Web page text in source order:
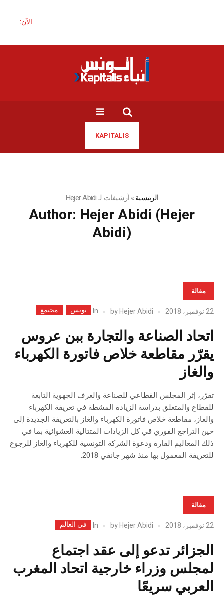
الآن:
KAPITALIS
الرئيسية»أرشيفات لـ Hejer Abidi
Author: Hejer Abidi (Hejer
Abidi)
مقالة
22 نوفمبر، 2018 byHejer Abidi
In تونس مجتمع
اتحاد الصناعة والتجارة ببن عروس
يقرّر مقاطعة خلاص فاتورة الكهرباء
والغاز
تقرّر، إثر المجلس القطاعي للصناعة والغرف الجهوية التابعة
للقطاع والمتعلق بدراسة الزيادة المشطة في تعريفة الكهرباء
والغاز، مقاطعة خلاص فاتورة الكهرباء والغاز بالتعريفة الجديدة إلى
حين التراجع الفوري قي كل الزيادات المتتالية العشوائية بما في
ذلك المعاليم القارة ودعوة الشركة التونسية للكهرباء والغاز للرجوع
للتعريفة المعمول بها منذ شهر جانفي 2018.
مقالة
22 نوفمبر، 2018 byHejer Abidi
In في العالم
الجزائر تدعو إلى عقد اجتماع
لمجلس وزراء خارجية اتحاد المغرب
العربي سريعًا